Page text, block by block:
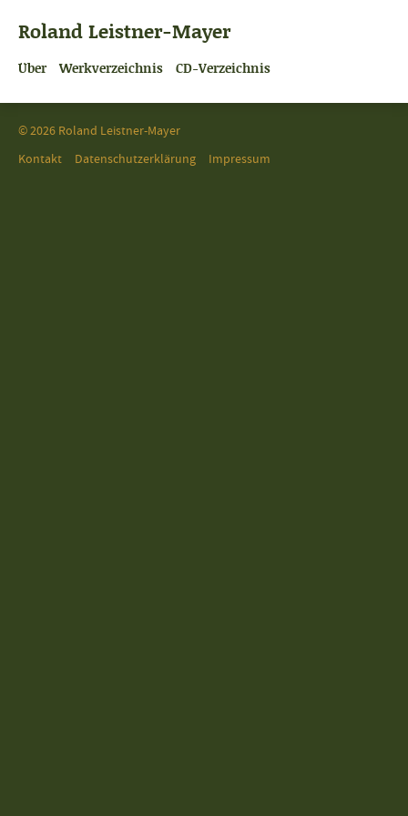
Roland Leistner-Mayer
Über Werkverzeichnis CD-Verzeichnis
© 2026 Roland Leistner-Mayer
Kontakt
Datenschutzerklärung Impressum